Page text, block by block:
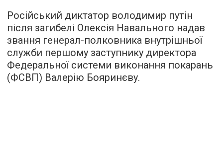
Російський диктатор володимир путін
після загибелі Олексія Навального надав
звання генерал-полковника внутрішньої
служби першому заступнику директора
Федеральної системи виконання покарань
(ФСВП) Валерію Бояринєву.